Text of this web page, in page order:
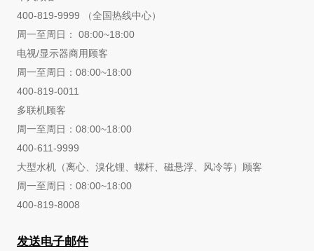
400-819-9999 （全国热线中心）
周一至周日： 08:00~18:00
电视/显示器商用顾客
周一至周日：08:00~18:00
400-819-0011
多联机顾客
周一至周日：08:00~18:00
400-611-9999
大型水机（离心、溴化锂、螺杆、磁悬浮、风冷等）顾客
周一至周日：08:00~18:00
400-819-8008
发送电子邮件